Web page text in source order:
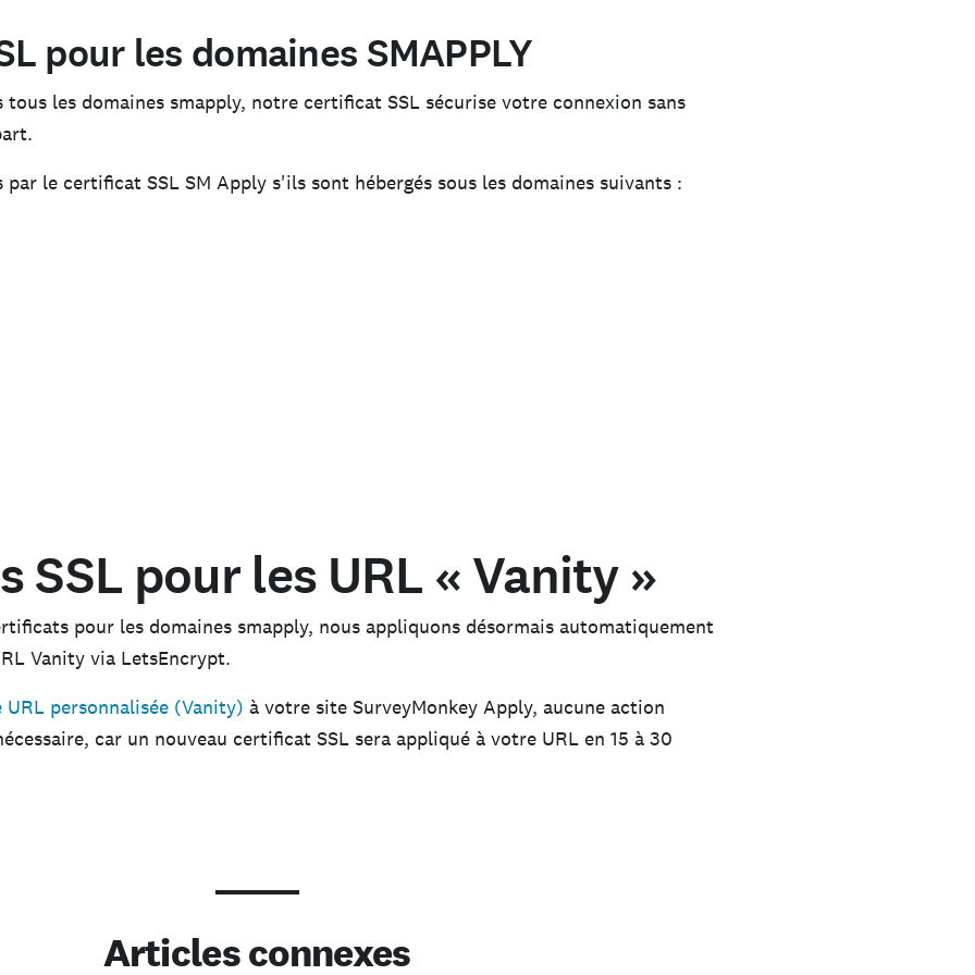
pour les domaines SMAPPLY
tous les domaines smapply, notre certificat SSL sécurise votre connexion sans
le certificat SSL SM Apply s'ils sont hébergés sous les domaines suivants :
SSL pour les URL « Vanity »
pour les domaines smapply, nous appliquons désormais automatiquement
Vanity via LetsEncrypt.
personnalisée (Vanity) à votre site SurveyMonkey Apply, aucune action
car un nouveau certificat SSL sera appliqué à votre URL en 15 à 30
Articles connexes